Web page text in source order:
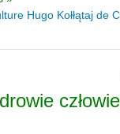
Hugo Kołłątaj de